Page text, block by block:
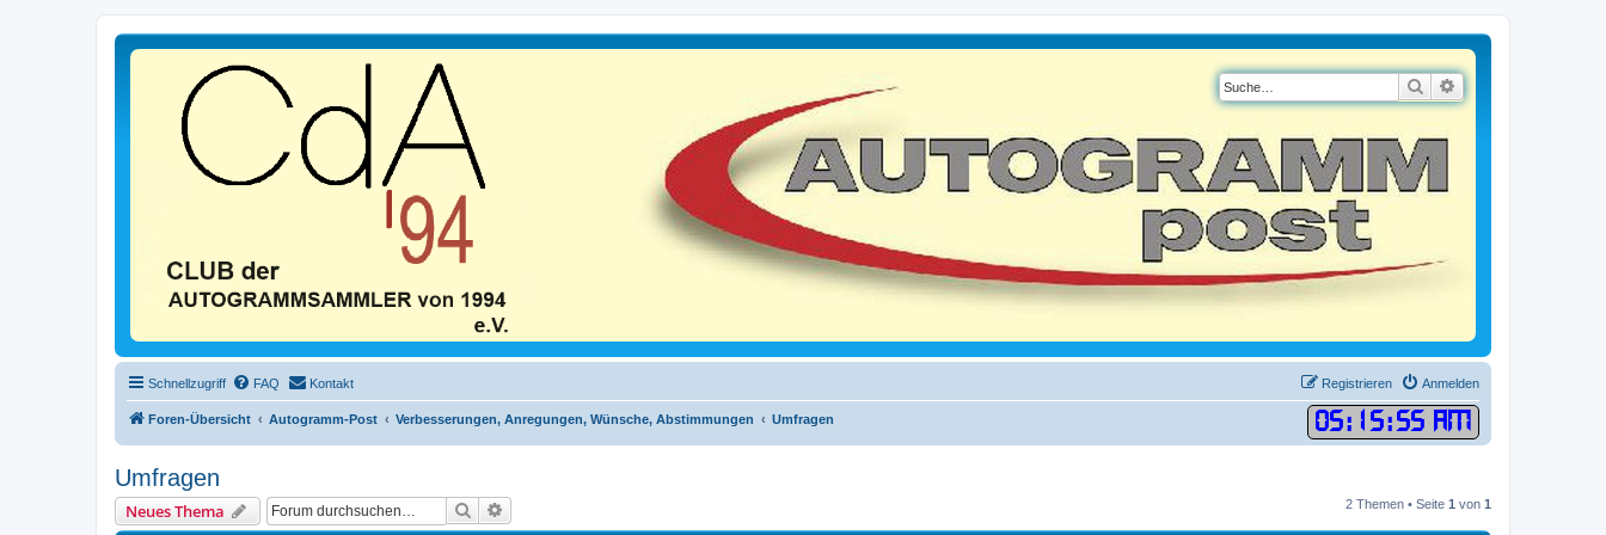
Suche
Schnellzugriff FAQ Kontakt Anmelden
Registrieren
Foren-Übersicht Autogramm-Post Verbesserungen, Anregungen, Wünsche, Abstimmungen Umfragen 05: 15:56 AM
Umfragen
Neues Thema Suche 2 Themen • Seite 1 von 1